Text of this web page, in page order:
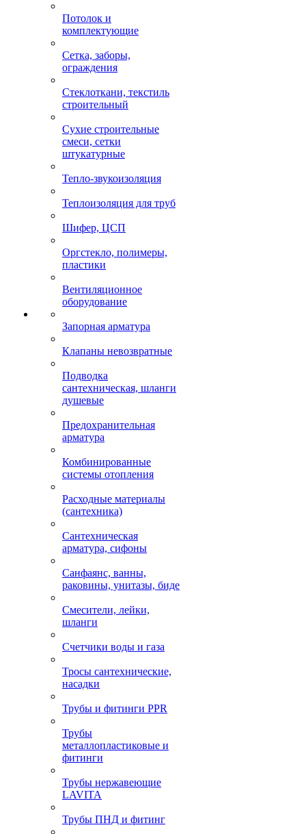
Потолок и
комплектующие
Сетка, заборы,
ограждения
Стеклоткани, текстиль
строительный
Сухие строительные
смеси, сетки
штукатурные
Тепло-звукоизоляция
Теплоизоляция для труб
Шифер, ЦСП
Оргстекло, полимеры,
пластики
Вентиляционное
оборудование
Запорная арматура
Клапаны невозвратные
Подводка
сантехническая, шланги
душевые
Предохранительная
арматура
Комбинированные
системы отопления
Расходные материалы
(сантехника)
Сантехническая
арматура, сифоны
Санфаянс, ванны,
раковины, унитазы, биде
Смесители, лейки,
шланги
Счетчики воды и газа
Тросы сантехнические,
насадки
Трубы и фитинги PPR
Трубы
металлопластиковые и
фитинги
Трубы нержавеющие
LAVITA
Трубы ПНД и фитинг